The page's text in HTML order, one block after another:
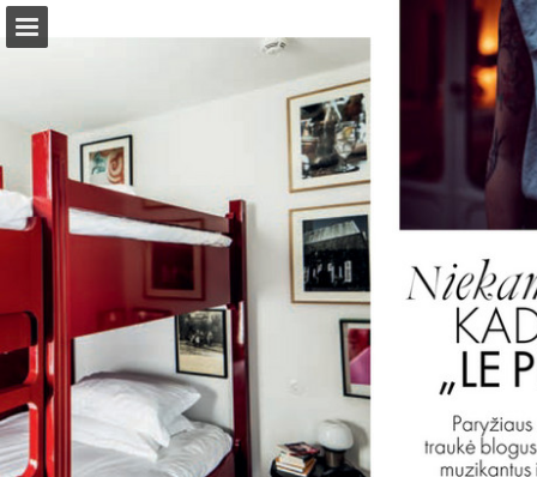
Tinklalapio apžvalga
Pranešimo paskelbimas
Turn your PDFs into beautiful, online publications
for free.